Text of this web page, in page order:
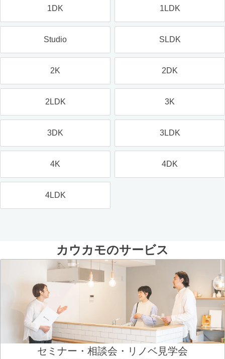
1DK 1LDK
Studio SLDK
2K 2DK
2LDK 3K
3DK 3LDK
4K 4DK
4LDK
カウカモのサービス
セミナー・相談会・リノベ見学会